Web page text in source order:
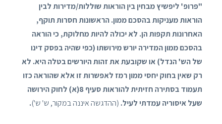
"פרופ' ליפשיץ מבחין בין הוראות שוללות/מדירות לבין
הוראות מעניקות בהסכם ממון. הראשונותחסרות תוקף,
האחרונות תקפות הן. לא יכולה להיות מחלוקת, כי הוראה
בהסכם ממון המדירה יורש מירושתו (כפי שהיה בפסק דינו
של הש' הנדל) או שקובעת את זהות היורשיםבטלה היא. לא
רק שאין בחוק יחסי ממון רמז לאפשרות זו אלא שהוראה כזו
תעמוד בסתירה חזיתית להוראות סעיף 8(א) לחוק הירושה
שעל איסוריה עמדתי לעיל. (ההדגשה איננה במקור, ש' ש').